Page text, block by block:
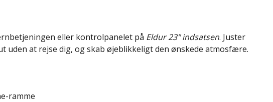
eller kontrolpanelet på Eldur 23" indsatsen. Juster
uden at rejse dig, og skab øjeblikkeligt den ønskede atmosfære.
ramme